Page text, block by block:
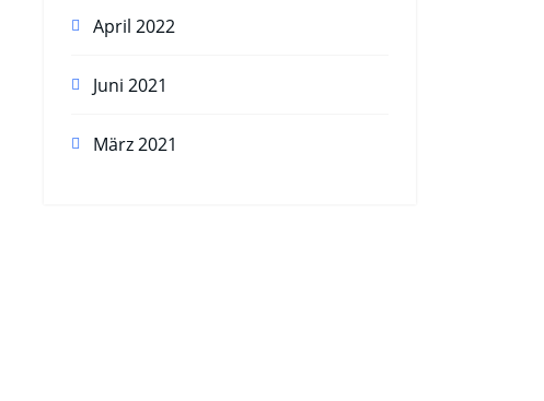
April 2022
Juni 2021
März 2021